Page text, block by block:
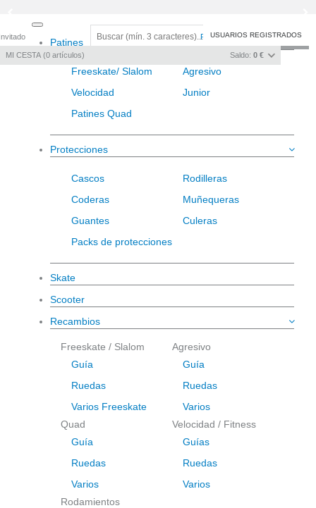
Registro/Iniciar sesión
MI CESTA 0 artículos Saldo: 0 €
USUARIOS REGISTRADOS
navigation
Patines
Freeskate/ Slalom
Agresivo
Velocidad
Junior
Patines Quad
Protecciones
Cascos
Rodilleras
Coderas
Muñequeras
Guantes
Culeras
Packs de protecciones
Skate
Scooter
Recambios
Freeskate / Slalom
Guía
Ruedas
Varios Freeskate
Agresivo
Guía
Ruedas
Varios
Quad
Guía
Ruedas
Varios
Velocidad / Fitness
Guías
Ruedas
Varios
Rodamientos